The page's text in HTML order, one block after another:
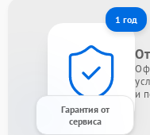
1 год
Гарантия от
сервиса
и